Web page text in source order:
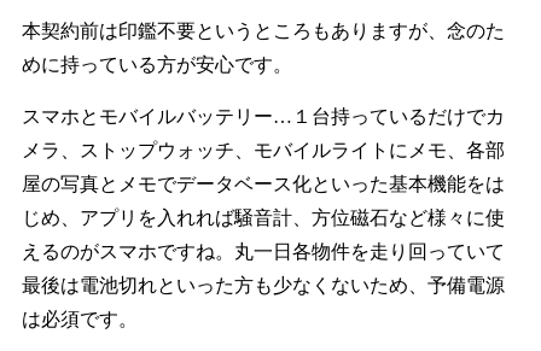
本契約前は印鑑不要というところもありますが、念のた
めに持っている方が安心です。
スマホとモバイルバッテリー…１台持っているだけでカ
メラ、ストップウォッチ、モバイルライトにメモ、各部
屋の写真とメモでデータベース化といった基本機能をは
じめ、アプリを入れれば騒音計、方位磁石など様々に使
えるのがスマホですね。丸一日各物件を走り回っていて
最後は電池切れといった方も少なくないため、予備電源
は必須です。